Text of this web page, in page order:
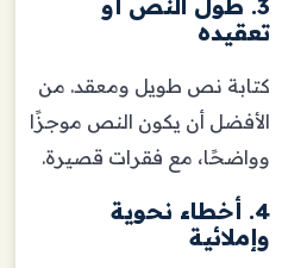
تعقيده
كتابة نص طويل ومعقد. من
الأفضل أن يكون النص موجزًا
وواضحًا، مع فقرات قصيرة.
4. أخطاء نحوية
وإملائية